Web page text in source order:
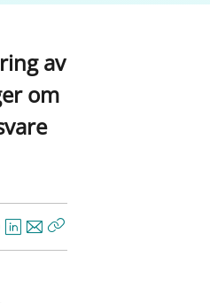
av
om
L
i
E
-
Kopier